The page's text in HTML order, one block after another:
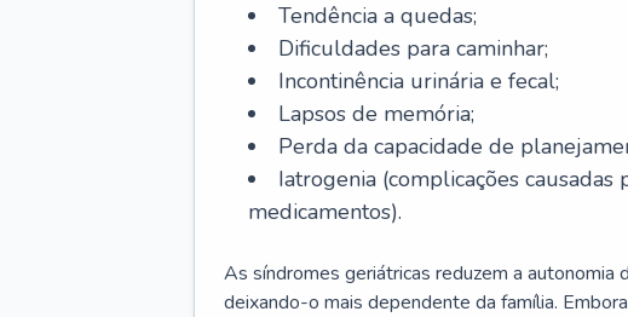
Tendência a quedas;
Dificuldades para caminhar;
Incontinência urinária e fecal;
Lapsos de memória;
Perda da capacidade de
Iatrogenia (complicações
medicamentos).
As síndromes geriátricas reduzem a autonomia
deixando-o mais dependente da família.